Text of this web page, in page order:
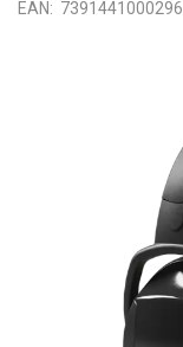
EAN: 7391441000296